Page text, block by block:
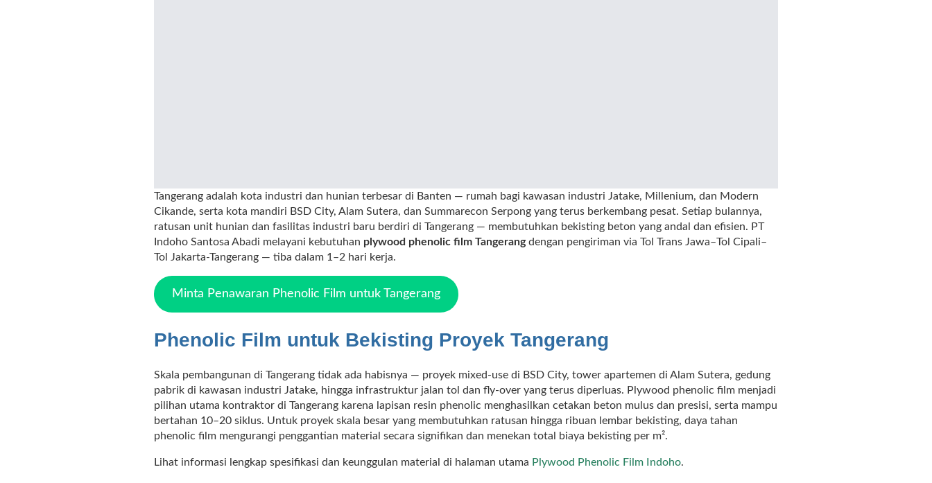
Tangerang adalah kota industri dan hunian terbesar di Banten — rumah bagi kawasan industri Jatake, Millenium, dan Modern
Cikande, serta kota mandiri BSD City, Alam Sutera, dan Summarecon Serpong yang terus berkembang pesat. Setiap bulannya,
ratusan unit hunian dan fasilitas industri baru berdiri di Tangerang — membutuhkan bekisting beton yang andal dan efisien. PT
Indoho Santosa Abadi melayani kebutuhan plywood phenolic film Tangerangdengan pengiriman via Tol Trans Jawa–Tol Cipali–
Tol Jakarta-Tangerang — tiba dalam 1–2 hari kerja.
Minta Penawaran Phenolic Film untuk Tangerang
Phenolic Film untuk Bekisting Proyek Tangerang
Skala pembangunan di Tangerang tidak ada habisnya — proyek mixed-use di BSD City, tower apartemen di Alam Sutera, gedung
pabrik di kawasan industri Jatake, hingga infrastruktur jalan tol dan fly-over yang terus diperluas. Plywood phenolic film menjadi
pilihan utama kontraktor di Tangerang karena lapisan resin phenolic menghasilkan cetakan beton mulus dan presisi, serta mampu
bertahan 10–20 siklus. Untuk proyek skala besar yang membutuhkan ratusan hingga ribuan lembar bekisting, daya tahan
phenolic film mengurangi penggantian material secara signifikan dan menekan total biaya bekisting per m².
Lihat informasi lengkap spesifikasi dan keunggulan material di halaman utama Plywood Phenolic Film Indoho.